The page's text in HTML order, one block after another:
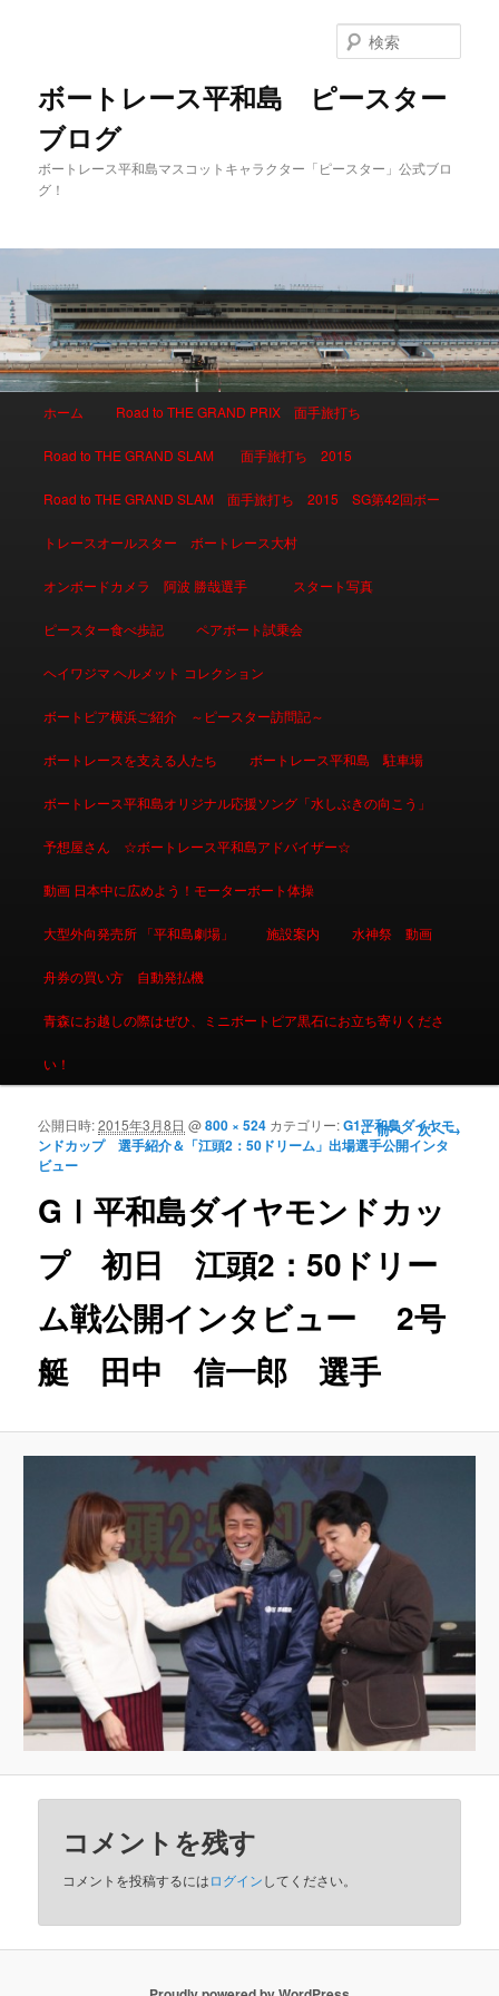
ボートレース平和島 ピースター
ブログ
ボートレース平和島マスコットキャラクター「ピースター」公式ブロ
グ！
索
メインコンテンツへ移動
サブコンテンツへ移動
ホーム Road to THE GRAND PRIX 面手旅打ち
Road to THE GRAND SLAM 面手旅打ち 2015
Road to THE GRAND SLAM 面手旅打ち 2015 SG第42回ボー
トレースオールスター ボートレース大村
オンボードカメラ 阿波 勝哉選手 スタート写真
ピースター食べ歩記 ペアボート試乗会
ヘイワジマ ヘルメット コレクション
ボートピア横浜ご紹介 ～ピースター訪問記～
ボートレースを支える人たち ボートレース平和島 駐車場
ボートレース平和島オリジナル応援ソング「水しぶきの向こう」
予想屋さん ☆ボートレース平和島アドバイザー☆
動画 日本中に広めよう！モーターボート体操
大型外向発売所 「平和島劇場」 施設案内 水神祭 動画
舟券の買い方 自動発払機
青森にお越しの際はぜひ、ミニボートピア黒石にお立ち寄りくださ
い！
画像ナビゲーシ
ョン
← 前へ 次へ →
GⅠ平和島ダイヤモンドカッ
プ 初日 江頭2：50ドリー
ム戦公開インタビュー 2号
艇 田中 信一郎 選手
公開日時:2015年3月8日 @800 × 524 カテゴリー:G1平和島ダイヤモ
ンドカップ 選手紹介＆「江頭2：50ドリーム」出場選手公開インタ
ビュー
コメントを残す
コメントを投稿するにはログインしてください。